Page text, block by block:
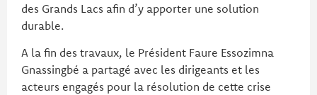
des Grands Lacs afin d’y apporter une solution
durable.
A la fin des travaux, le Président Faure Essozimna
Gnassingbé a partagé avec les dirigeants et les
acteurs engagés pour la résolution de cette crise